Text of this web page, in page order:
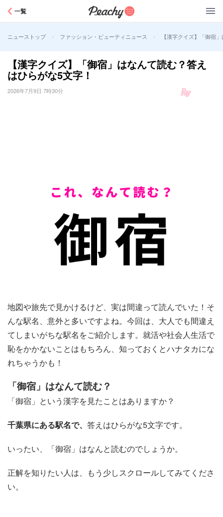
一覧
ニューストップ > ファッション・ビューティニュース > 【漢字クイズ】「御宿
【漢字クイズ】「御宿」はなんて読む？答え
はひらがな5文字！
2026年7月9日 7時30分
地図や旅先で見かけるけど、実は間違って読んでいた！そ
んな駅名、意外と多いですよね。今回は、大人でも間違え
てしまいがちな駅名をご紹介します。就活や社会人生活で
恥をかかないことはもちろん、知っておくとハナタカにな
れちゃうかも！
「御宿」はなんて読む？
「御宿」という漢字を見たことはありますか？
千葉県にある駅名で、 答えはひらがな5文字です。
いったい、「御宿」はなんと読むのでしょうか。
正解を知りたい人は、もう少しスクロールしてみてくださ
い。